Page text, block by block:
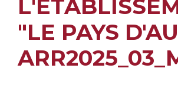
"LE PAYS